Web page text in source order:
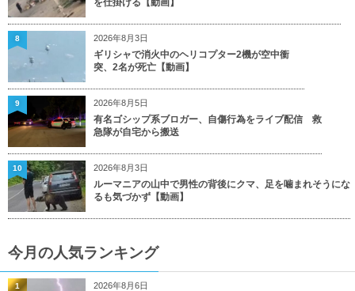
を仕掛ける【動画】
2026年8月3日
ギリシャで消火中のヘリコプター2機が空中衝
突、2名が死亡【動画】
8
2026年8月5日
有名ゴシップ系ブロガー、自傷行為をライブ配信 救
急隊が自宅から搬送
9
2026年8月3日
ルーマニアの山中で男性の背後にクマ、足を噛まれそうにな
るも気づかず【動画】
10
今月の人気ランキング
2026年8月6日
1